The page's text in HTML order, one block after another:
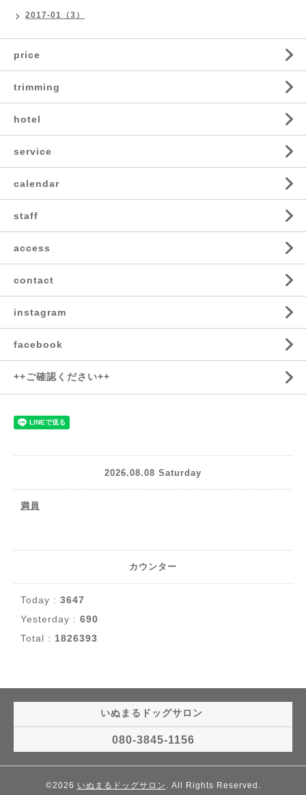
2017-01（3）
price
trimming
hotel
service
calendar
staff
access
contact
instagram
facebook
++ご確認ください++
2026.08.08 Saturday
満員
カウンター
Today : 3647
Yesterday : 690
Total : 1826393
いぬまるドッグサロン
080-3845-1156
©2026 いぬまるドッグサロン . All Rights Reserved.